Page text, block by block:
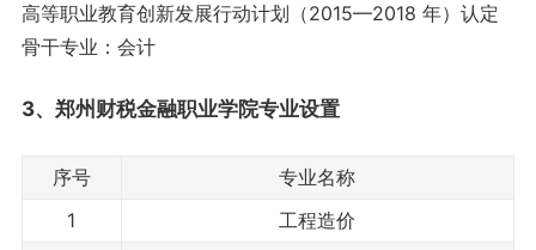
高等职业教育创新发展行动计划（2015—2018 年）认定
骨干专业：会计
3、郑州财税金融职业学院专业设置
序号
专业名称
1
工程造价